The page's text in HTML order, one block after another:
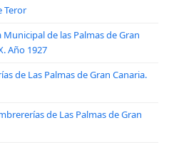
Teror
Municipal de las Palmas de Gran
Año 1927
de Las Palmas de Gran Canaria.
de Las Palmas de Gran